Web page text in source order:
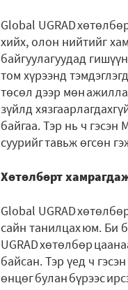
Global UGRAD
хийх, олон нийтийг
байгуулагуудад
том хүрээнд
төсөл дээр мөн
зүйлд
байгаа. Тэр нь ч
суурийг тавьж өгсөн
Хөтөлбөрт
Global UGRAD
сайн танилцах юм. Би
UGRAD хөтөлбөр
байсан. Тэр үед ч
өнцөг булан бүрээс